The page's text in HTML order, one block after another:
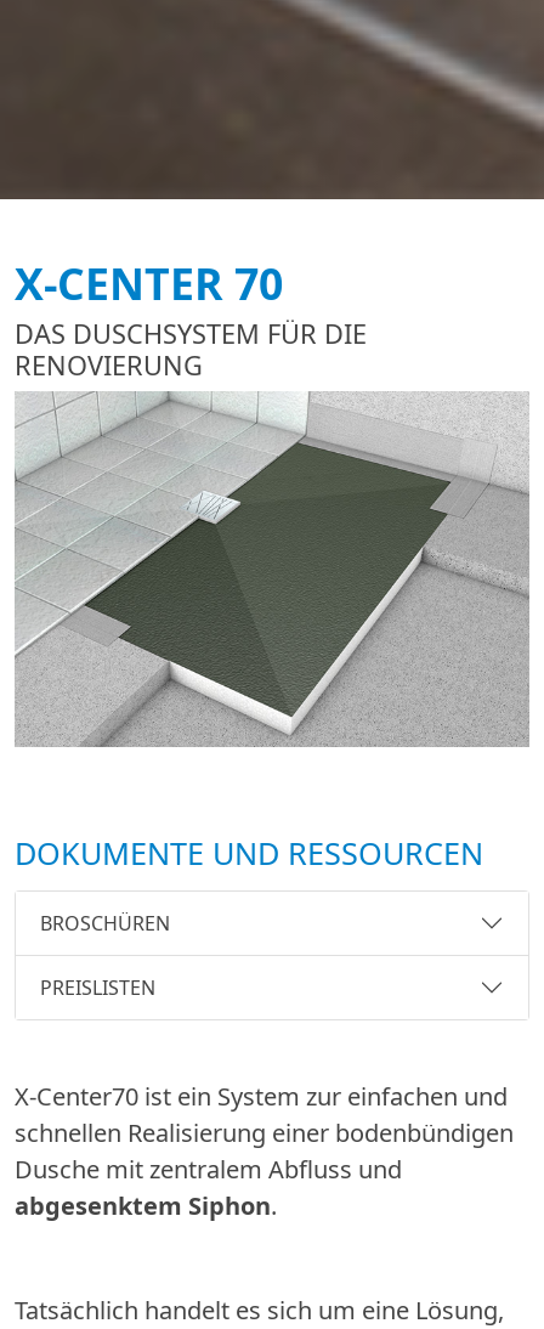
X-CENTER 70
DAS DUSCHSYSTEM FÜR DIE
RENOVIERUNG
DOKUMENTE UND RESSOURCEN
BROSCHÜREN
PREISLISTEN
X-Center70 ist ein System zur einfachen und
schnellen Realisierung einer bodenbündigen
Dusche mit zentralem Abfluss und
abgesenktem Siphon.
Tatsächlich handelt es sich um eine Lösung,